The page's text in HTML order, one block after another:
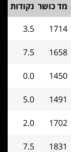
מד כושר נקודות
1714
3.5
1658
7.5
1450
0.0
1491
5.0
1702
2.0
1831
7.5